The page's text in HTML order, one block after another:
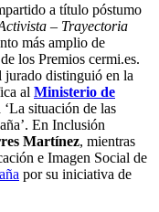
a título póstumo
– Trayectoria
más amplio de
los Premios cermi.es.
jurado distinguió en la
al Ministerio de
situación de las
En Inclusión
Martínez, mientras
e Imagen Social de
por su iniciativa de